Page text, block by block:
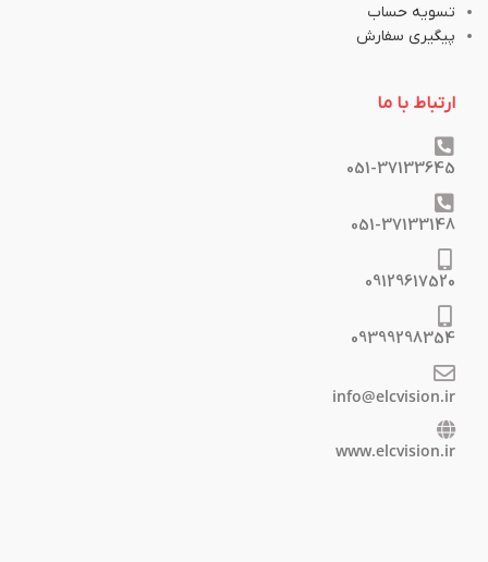
تسویه حساب
پیگیری سفارش
ارتباط با ما
051-37133645
051-37133148
09129617520
09399298354
info@elcvision.ir
www.elcvision.ir